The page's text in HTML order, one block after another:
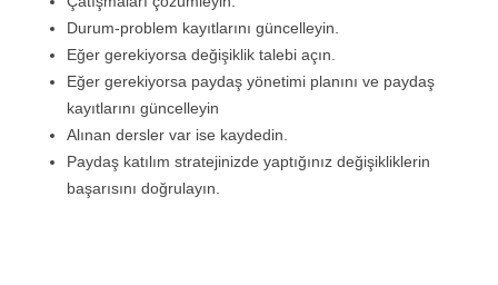
Durum-problem kayıtlarını güncelleyin.
Eğer gerekiyorsa değişiklik talebi açın.
Eğer gerekiyorsa paydaş yönetimi planını ve paydaş
kayıtlarını güncelleyin
Alınan dersler var ise kaydedin.
Paydaş katılım stratejinizde yaptığınız değişikliklerin
başarısını doğrulayın.